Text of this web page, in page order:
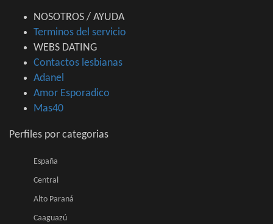
NOSOTROS / AYUDA
Terminos del servicio
WEBS DATING
Contactos lesbianas
Adanel
Amor Esporadico
Mas40
Perfiles por categorias
España
Central
Alto Paraná
Caaguazú